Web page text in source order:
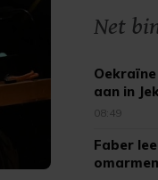
Net
aan in
08:49
Faber